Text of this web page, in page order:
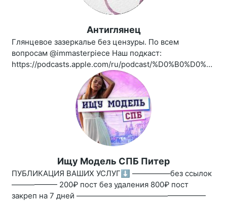
Антиглянец
Глянцевое зазеркалье без цензуры. По всем
вопросам @immasterpiece Наш подкаст:
https://podcasts.apple.com/ru/podcast/%D0%B0%D0%BD%D1%82%D0%B8%D0%B3%D0%BB%D1%8F%D0%BD%D0%B5%D1%86/id1461850339
Ищу Модель СПБ Питер
ПУБЛИКАЦИЯ ВАШИХ УСЛУГ⬇️ —————без ссылок
—————— 200₽ пост без удаления 800₽ пост
закреп на 7 дней —————————————————